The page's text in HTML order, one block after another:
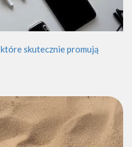
skutecznie promują